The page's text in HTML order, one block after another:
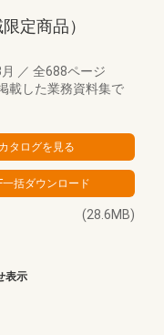
定商品）
／ 全688ページ
載した業務資料集で
(28.6MB)
表示